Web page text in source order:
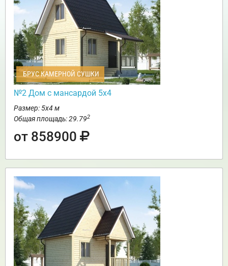
БРУС КАМЕРНОЙ СУШКИ
№2 Дом с мансардой 5х4
Размер: 5х4 м
Общая площадь: 29.792
от 858900